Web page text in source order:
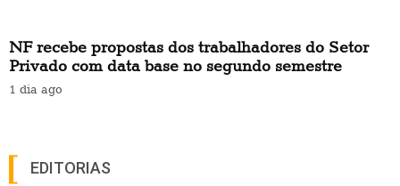
NF recebe propostas dos trabalhadores do Setor
Privado com data base no segundo semestre
1 dia ago
EDITORIAS